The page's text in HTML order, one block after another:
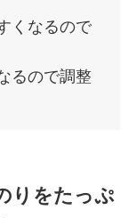
くなるので
るので調整
りをたっぷ